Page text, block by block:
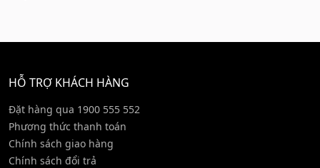
HỖ TRỢ KHÁCH HÀNG
Đặt hàng qua 1900 555 552
Phương thức thanh toán
Chính sách giao hàng
Chính sách đổi trả